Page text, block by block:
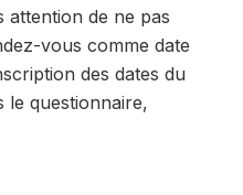
attention de ne pas
vous comme date
des dates du
le questionnaire,